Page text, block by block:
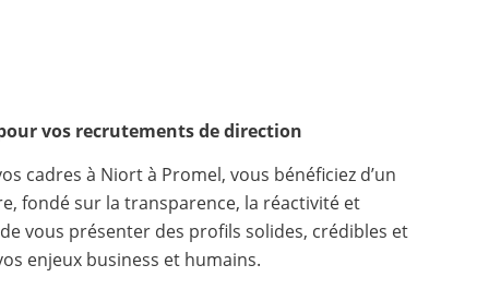
vos recrutements de direction
cadres à Niort à Promel, vous bénéficiez d’un
fondé sur la transparence, la réactivité et
vous présenter des profils solides, crédibles et
enjeux business et humains.